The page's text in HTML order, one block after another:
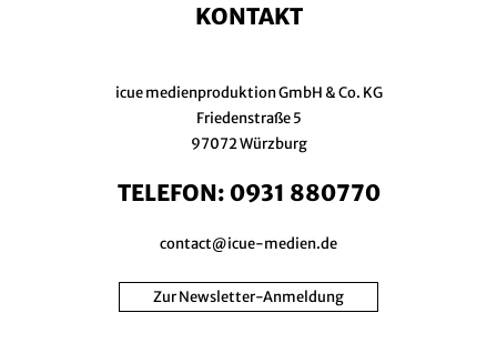
KONTAKT
icue medienproduktion GmbH & Co. KG
Friedenstraße 5
97072 Würzburg
TELEFON: 0931 880770
contact@icue-medien.de
Zur Newsletter-Anmeldung